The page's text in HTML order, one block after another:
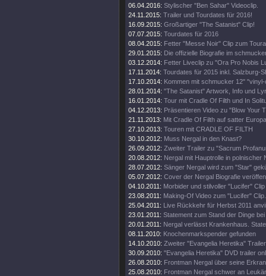
06.04.2016: Stylischer "Ben Sahar" Videoclip.
24.11.2015: Trailer und Tourdates für 2016!
16.09.2015: Großartiger "The Satanist" Clip!
07.07.2015: Tourdates für 2016
08.04.2015: Fetter "Messe Noir" Clip zum
29.01.2015: Die offizielle Biografie im
03.12.2014: Fetter Liveclip zu "Ora Pro Nobis
17.11.2014: Tourdates für 2015 inkl. Salzburg-
17.10.2014: Kommen mit schmucker 12" "vinyl-
28.01.2014: "The Satanist" Artwork, Info und
16.01.2014: Tour mit Cradle Of Filth und In
04.12.2013: Präsentieren Video zu "Blow Your
21.11.2013: Mit Cradle Of Filth auf satter
27.10.2013: Touren mit CRADLE OF FILTH
30.10.2012: Muss Nergal in den Knast?
26.09.2012: Zweiter Trailer zu "Sacrum
20.08.2012: Nergal mit Hauptrolle in polnischer
28.07.2012: Sänger Nergal wird zum "Star"
05.07.2012: Cover der Nergal Biografie
04.10.2011: Morbider und stilvoller "Lucifer" Clip
23.08.2011: Making-Of Video zum "Lucifer" Clip.
25.04.2011: Live Rückkehr für Herbst 2011
23.01.2011: Statement zum Stand der Dinge
20.01.2011: Nergal verlässt Krankenhaus.
08.11.2010: Knochenmarkspender gefunden
14.10.2010: Zweiter "Evangelia Heretika"
30.09.2010: "Evangelia Heretika" DVD trailer
26.08.2010: Frontman Nergal über seine
25.08.2010: Frontman Nergal schwer an